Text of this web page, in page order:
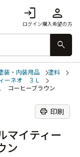
login
ログイン
person
購入希望の方
search
装・内装用品
塗料
ーネオ ３Ｌ
コーヒーブラウン
print 印刷
マイティー
ン